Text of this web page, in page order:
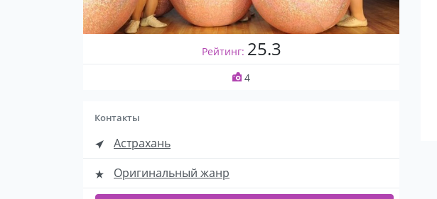
Рейтинг: 25.3
4
Контакты
Астрахань
Оригинальный жанр